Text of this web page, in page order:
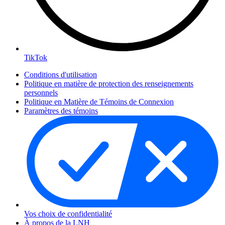
TikTok
Conditions d'utilisation
Politique en matière de protection des renseignements
personnels
Politique en Matière de Témoins de Connexion
Paramètres des témoins
Vos choix de confidentialité
À propos de la LNH